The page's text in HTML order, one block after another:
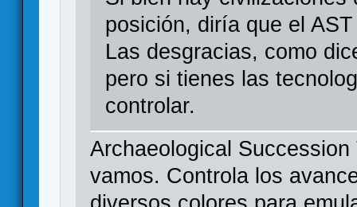
posición, diría que el
Las desgracias, como
pero si tienes las
controlar.
Archaeological
vamos. Controla los